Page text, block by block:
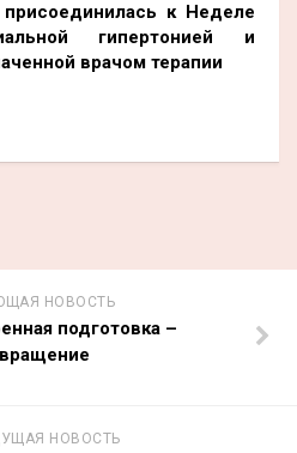
к Неделе
гипертонией и
врачом терапии
НОВОСТЬ
подготовка –
НОВОСТЬ